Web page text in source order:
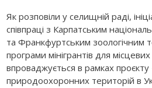
Як розповіли у селищній раді,
співпраці з Карпатським
та Франкфуртським зоологічним
програми мінігрантів для
впроваджується в рамках
природоохоронних територій в